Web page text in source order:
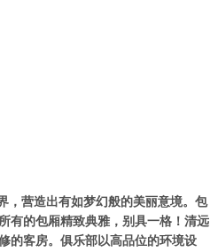
，营造出有如梦幻般的美丽意境。包
有的包厢精致典雅，别具一格！清远
的客房。俱乐部以高品位的环境设